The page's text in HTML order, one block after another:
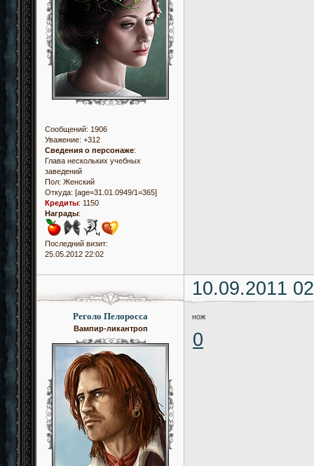
Сообщений: 1906
Уважение: +312
Сведения о персонаже:
Глава нескольких учебных
заведений
Пол: Женский
Откуда: [age=31.01.0949/1=365]
Кредиты: 1150
Награды:
Последний визит:
25.05.2012 22:02
10.09.2011
Реголо Пелоросса
Вампир-ликантроп
нож
0